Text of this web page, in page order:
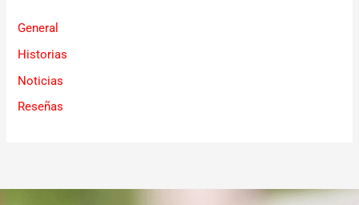
General
Historias
Noticias
Reseñas